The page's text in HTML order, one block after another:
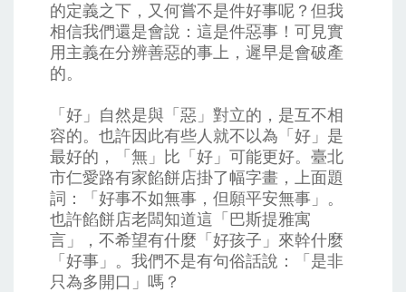
的定義之下，又何嘗不是件好事呢？但我
相信我們還是會說：這是件惡事！可見實
用主義在分辨善惡的事上，遲早是會破產
的。
「好」自然是與「惡」對立的，是互不相
容的。也許因此有些人就不以為「好」是
最好的，「無」比「好」可能更好。臺北
市仁愛路有家餡餅店掛了幅字畫，上面題
詞：「好事不如無事，但願平安無事」。
也許餡餅店老闆知道這「巴斯提雅寓
言」，不希望有什麼「好孩子」來幹什麼
「好事」。我們不是有句俗話說：「是非
只為多開口」嗎？